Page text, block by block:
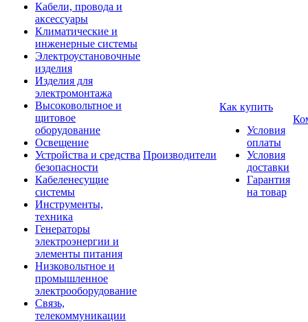
Кабели, провода и
аксессуары
Климатические и
инженерные системы
Электроустановочные
изделия
Изделия для
электромонтажа
Высоковольтное и
щитовое
оборудование
Освещение
Устройства и средства
безопасности
Кабеленесущие
системы
Инструменты,
техника
Генераторы
электроэнергии и
элементы питания
Низковольтное и
промышленное
электрооборудование
Связь,
телекоммуникации
Производители
Как купить
Условия
оплаты
Условия
доставки
Гарантия
на товар